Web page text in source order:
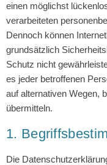
einen möglichst
verarbeiteten
Dennoch können
grundsätzlich
Schutz nicht
es jeder betroffenen
auf alternativen Wegen,
übermitteln.
1.
Die